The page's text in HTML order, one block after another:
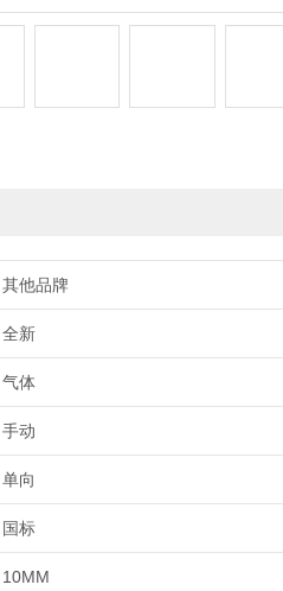
其他品牌
全新
气体
手动
单向
国标
10MM